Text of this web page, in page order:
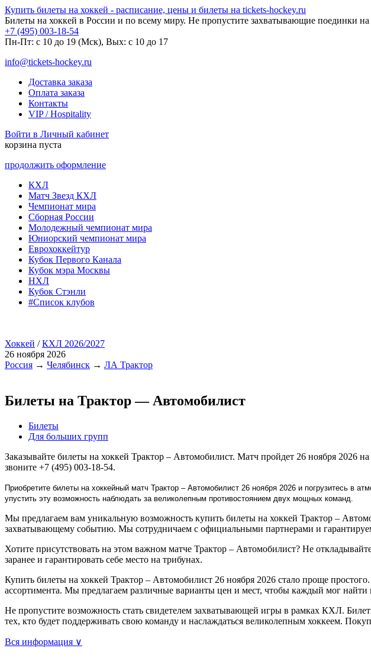
Купить билеты на хоккей - расписание, цены и билеты на tickets-hockey.ru
Билеты на хоккей в России и по всему миру. Не пропустите захватывающие поединки на
+7 (495) 003-18-54
Пн-Пт: c 10 до 19 (Мск), Вых: с 10 до 17
info@tickets-hockey.ru
Доставка заказа
Оплата заказа
Контакты
VIP / Hospitality
Войти в Личный кабинет
корзина пуста
продолжить оформление
КХЛ
Матч Звезд КХЛ
Чемпионат мира
Сборная России
Молодежный чемпионат мира
Юниорский чемпионат мира
Еврохоккейтур
Кубок Первого Канала
Кубок мэра Москвы
НХЛ
Кубок Стэнли
#Список клубов
Хоккей /КХЛ 2026/2027
26 ноября 2026
Россия → Челябинск → ЛА Трактор
Билеты на Трактор — Автомобилист
Билеты
Для больших групп
Заказывайте билеты на хоккей Трактор – Автомобилист. Матч пройдет 26 ноября
звоните +7 (495) 003-18-54.
Приобретите билеты на хоккейный матч Трактор – Автомобилист 26 ноября 2026 и погрузитесь
упустить эту возможность наблюдать за великолепным противостоянием двух мощных команд.
Мы предлагаем вам уникальную возможность купить билеты на хоккей Трактор –
захватывающему событию. Мы сотрудничаем с официальными партнерами и
Хотите присутствовать на этом важном матче Трактор – Автомобилист? Не
заранее и гарантировать себе место на трибунах.
Купить билеты на хоккей Трактор – Автомобилист 26 ноября 2026 стало проще
ассортимента. Мы предлагаем различные варианты цен и мест, чтобы каждый мог
Не пропустите возможность стать свидетелем захватывающей игры в рамках КХЛ.
тех, кто будет поддерживать свою команду и наслаждаться великолепным хоккеем.
Вся информация ∨